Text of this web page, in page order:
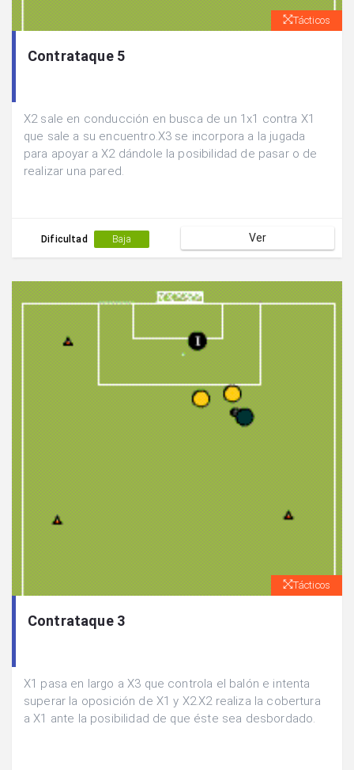
Tácticos
Contrataque 5
X2 sale en conducción en busca de un 1x1 contra X1
que sale a su encuentro.X3 se incorpora a la jugada
para apoyar a X2 dándole la posibilidad de pasar o de
realizar una pared.
Dificultad Baja Ver
Tácticos
Contrataque 3
X1 pasa en largo a X3 que controla el balón e intenta
superar la oposición de X1 y X2.X2 realiza la cobertura
a X1 ante la posibilidad de que éste sea desbordado.